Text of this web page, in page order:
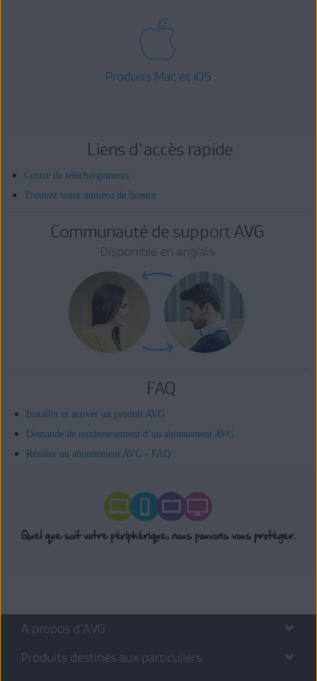
Produits Mac et iOS
Liens d'accès rapide
Centre de téléchargements
Trouvez votre numéro de licence
Communauté de support AVG
Disponible en anglais
FAQ
Installer et activer un produit AVG
Demande de remboursement d’un abonnement AVG
Résilier un abonnement AVG - FAQ
A propos d’AVG
Produits destinés aux particuliers